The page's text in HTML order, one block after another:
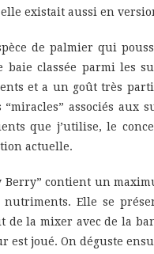
existait aussi en
de palmier qui
baie classée parmi les
et a un goût très
associés aux
que j’utilise, le
actuelle.
Berry” contient un
Elle se
de la mixer avec de la
est joué. On déguste